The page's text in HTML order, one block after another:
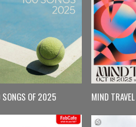
OF 2025 MIND TRAVEL